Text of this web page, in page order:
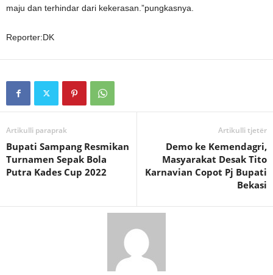
maju dan terhindar dari kekerasan.”pungkasnya.
Reporter:DK
Artikulli paraprak
Bupati Sampang Resmikan
Turnamen Sepak Bola
Putra Kades Cup 2022
Artikulli tjetër
Demo ke Kemendagri,
Masyarakat Desak Tito
Karnavian Copot Pj Bupati
Bekasi